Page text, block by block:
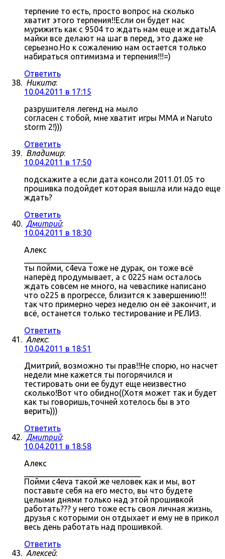
терпение то есть, просто вопрос на сколько
хватит этого терпения!!Если он будет нас
мурижить как с 9504 то ждать нам еще и ждать!А
майки все делают на шаг в перед, это даже не
серьезно.Но к сожалению нам остается только
набираться оптимизма и терпения!!!=)
Ответить
Никита:
10.04.2011 в 17:15
разрушителя легенд на мыло
согласен с тобой, мне хватит игры MMA и Naruto
storm 2!)))
Ответить
Владимир:
10.04.2011 в 17:50
подскажите а если дата консоли 2011.01.05 то
прошивка подойдет которая вышла или надо еще
ждать?
Ответить
Дмитрий:
10.04.2011 в 18:30
Алекс
ты пойми, c4eva тоже не дурак, он тоже всё
наперёд продумывает, а с 0225 нам осталось
ждать совсем не много, на чеваспике написано
что о225 в прогрессе, близится к завершению!!!
так что примерно через неделю он её закончит, и
всё, останется только тестирование и РЕЛИЗ.
Ответить
Алекс:
10.04.2011 в 18:51
Дмитрий, возможно ты прав!!Не спорю, но насчет
недели мне кажется ты погорячился и
тестировать они ее будут еще неизвестно
сколько!Вот что обидно((Хотя может так и будет
как ты говоришь,точней хотелось бы в это
верить)))
Ответить
Дмитрий:
10.04.2011 в 18:58
Алекс
Пойми c4eva такой же человек как и мы, вот
поставьте себя на его место, вы что будете
целыми днями только над этой прошивкой
работать??? у него тоже есть своя личная жизнь,
друзья с которыми он отдыхает и ему не в прикол
весь день работать над прошивкой.
Ответить
Алексей: